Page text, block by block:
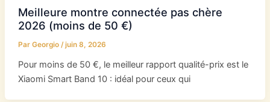
Meilleure montre connectée pas chère
2026 (moins de 50 €)
Par Georgio /juin 8, 2026
Pour moins de 50 €, le meilleur rapport qualité-prix est le
Xiaomi Smart Band 10 : idéal pour ceux qui